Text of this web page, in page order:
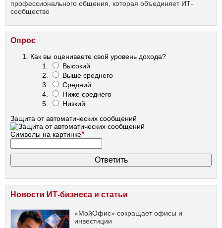
профессионального общения, которая объединяет ИТ-
сообщество
Опрос
Как вы оцениваете свой уровень дохода?
Высокий
Выше среднего
Средний
Ниже среднего
Низкий
Защита от автоматических сообщений
Символы на картинке*
Новости ИТ-бизнеса и статьи
«МойОфис» сокращает офисы и
инвестиции